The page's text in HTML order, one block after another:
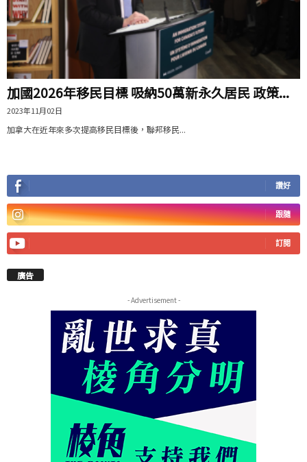
加國2026年移民目標 吸納50萬新永久居民 政策...
2023年11月02日
加拿大在近年來多次提高移民目標後，聯邦移民...
讚好
跟隨
訂閱
廣告
- Advertisement -